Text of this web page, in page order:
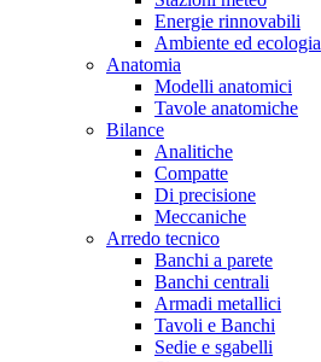
Energie rinnovabili
Ambiente ed ecologia
Anatomia
Modelli anatomici
Tavole anatomiche
Bilance
Analitiche
Compatte
Di precisione
Meccaniche
Arredo tecnico
Banchi a parete
Banchi centrali
Armadi metallici
Tavoli e Banchi
Sedie e sgabelli